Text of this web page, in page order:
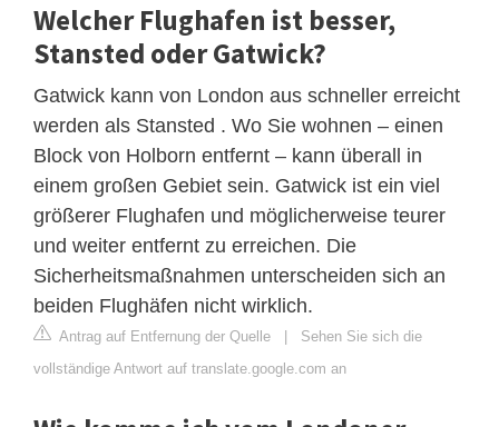
Welcher Flughafen ist besser,
Stansted oder Gatwick?
Gatwick kann von London aus schneller erreicht
werden als Stansted . Wo Sie wohnen – einen
Block von Holborn entfernt – kann überall in
einem großen Gebiet sein. Gatwick ist ein viel
größerer Flughafen und möglicherweise teurer
und weiter entfernt zu erreichen. Die
Sicherheitsmaßnahmen unterscheiden sich an
beiden Flughäfen nicht wirklich.
Antrag auf Entfernung der Quelle | Sehen Sie sich die
vollständige Antwort auf translate.google.com an